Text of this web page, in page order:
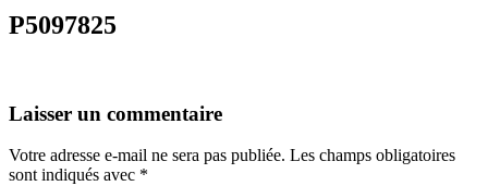
P5097825
Laisser un commentaire
Votre adresse e-mail ne sera pas publiée. Les champs obligatoires
sont indiqués avec *